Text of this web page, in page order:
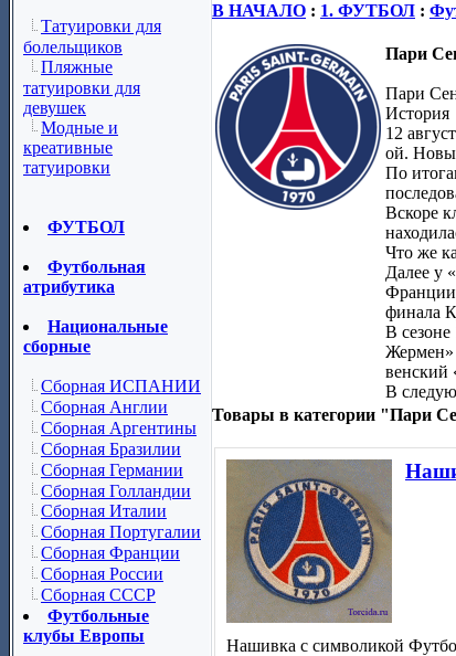
Татуировки для
болельщиков
Пляжные
татуировки для
девушек
Модные и
креативные
татуировки
ФУТБОЛ
Футбольная
атрибутика
Национальные
сборные
Сборная ИСПАНИИ
Сборная Англии
Сборная Аргентины
Сборная Бразилии
Сборная Германии
Сборная Голландии
Сборная Италии
Сборная Португалии
Сборная Франции
Сборная России
Сборная СССР
Футбольные
клубы Европы
В НАЧАЛО : 1. ФУТБОЛ :
Пари
Пари
История
12
ой.
По
Вскоре
Что же
Далее у
финала
В
Жермен»
венский
В
Товары в категории "Пари
Нашивка с символикой